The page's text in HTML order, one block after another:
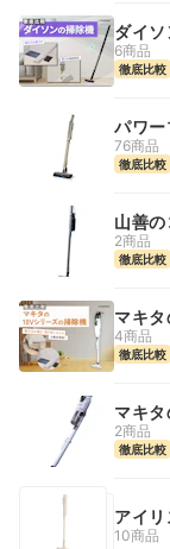
ダイ
6商品
徹底比較
パワー
76商品
徹底比較
山善
2商品
徹底比較
マキ
4商品
徹底比較
マキ
2商品
徹底比較
アイ
ナ）の
10商品